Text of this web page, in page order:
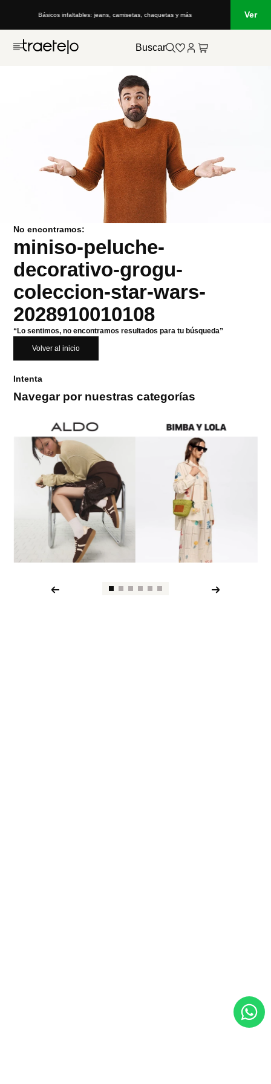
Básicos infaltables: jeans, camisetas, chaquetas y más Ver
Buscar
No encontramos:
miniso-peluche-
decorativo-grogu-
coleccion-star-wars-
2028910010108
“Lo sentimos, no encontramos resultados para tu búsqueda”
Volver al inicio
Intenta
Navegar por nuestras categorías